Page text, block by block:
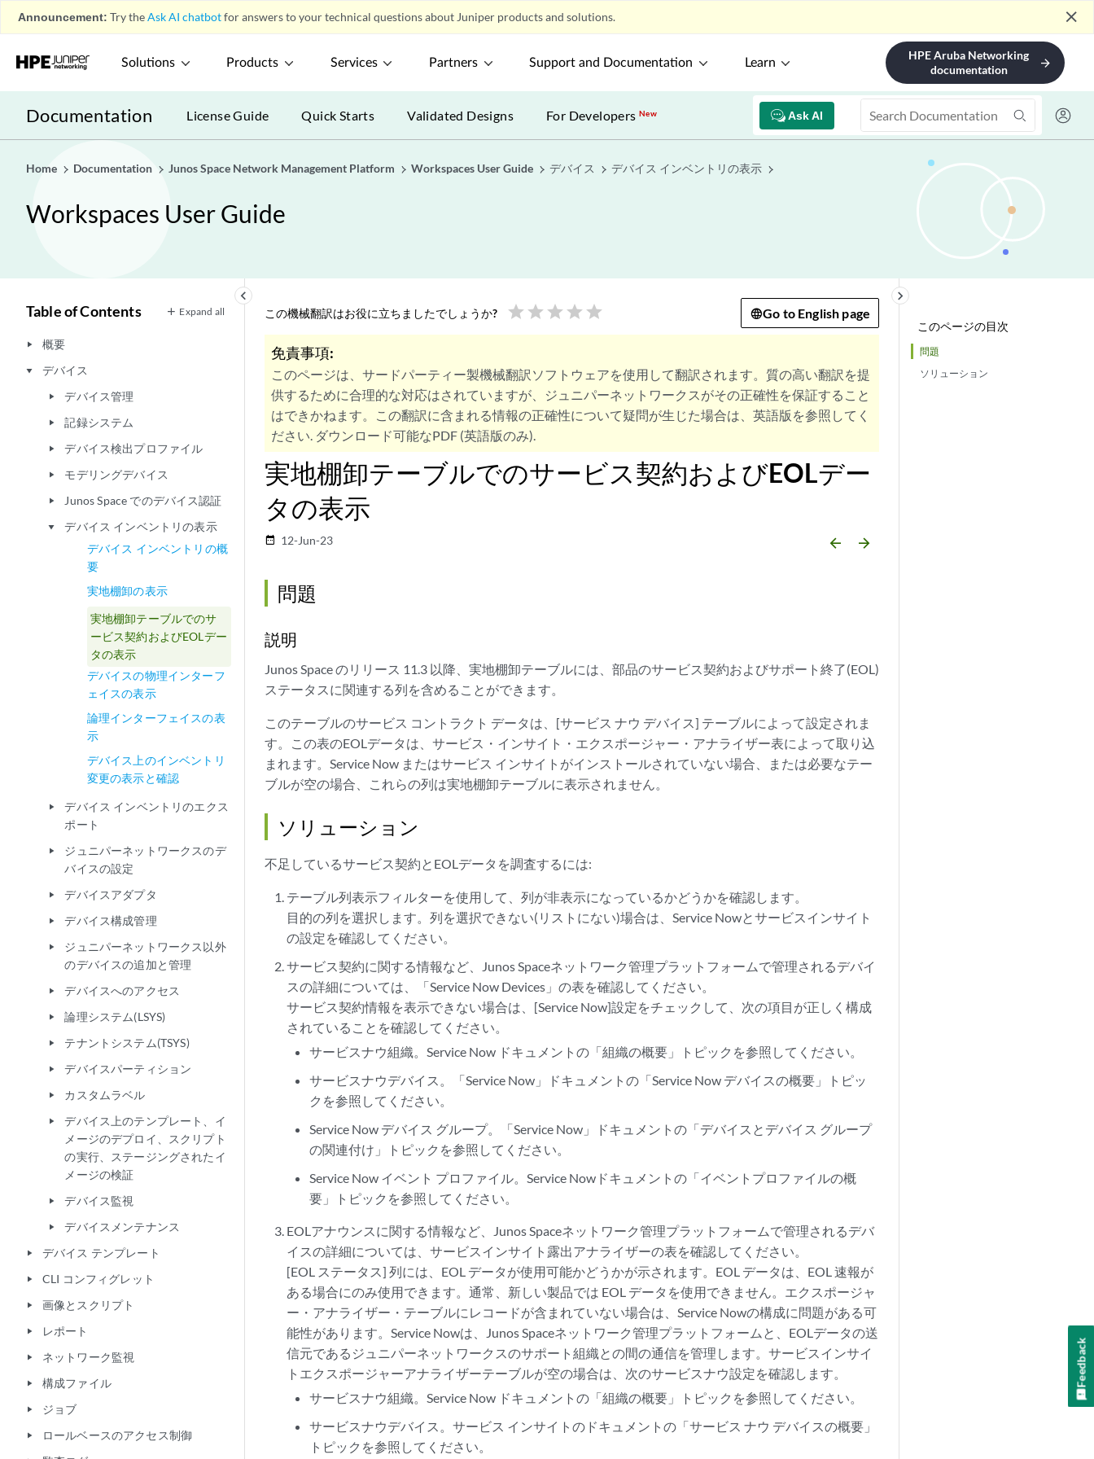
Announcement: Try theAsk AI chatbotfor answers to your technical questions about Juniper products and solutions. close
Solutions Products Services Partners Support and Documentation Learn
HPE Aruba Networking
documentation
arrow_forward
Documentation Ask AI
License Guide Quick Starts Validated Designs For DevelopersNew
Home Documentation Junos Space Network Management Platform Workspaces User Guide デバイス デバイス インベントリの表示
Workspaces User Guide
keyboard_arrow_left
Table of Contents Expand all
play_arrow 概要
play_arrow デバイス
play_arrow デバイス管理
play_arrow 記録システム
play_arrow デバイス検出プロファイル
play_arrow モデリングデバイス
play_arrow Junos Space でのデバイス認証
play_arrow
デバイス インベントリの表示
デバイス インベントリの概
要
実地棚卸の表示
実地棚卸テーブルでのサ
ービス契約およびEOLデー
タの表示
デバイスの物理インターフ
ェイスの表示
論理インターフェイスの表
示
デバイス上のインベントリ
変更の表示と確認
play_arrow
デバイス インベントリのエクス
ポート
play_arrow
ジュニパーネットワークスのデ
バイスの設定
play_arrow デバイスアダプタ
play_arrow デバイス構成管理
play_arrow
ジュニパーネットワークス以外
のデバイスの追加と管理
play_arrow デバイスへのアクセス
play_arrow 論理システム(LSYS)
play_arrow テナントシステム(TSYS)
play_arrow デバイスパーティション
play_arrow カスタムラベル
play_arrow
デバイス上のテンプレート、イ
メージのデプロイ、スクリプト
の実行、ステージングされたイ
メージの検証
play_arrow デバイス監視
play_arrow デバイスメンテナンス
play_arrow デバイス テンプレート
play_arrow CLI コンフィグレット
play_arrow 画像とスクリプト
play_arrow レポート
play_arrow ネットワーク監視
play_arrow 構成ファイル
play_arrow ジョブ
play_arrow ロールベースのアクセス制御
このページの目次
問題
ソリューション
keyboard_arrow_right
この機械翻訳はお役に立ちましたでしょうか? star star star star star Go to English page
免責事項:
このページは、サードパーティー製機械翻訳ソフトウェアを使用して翻訳されます。質の高い翻訳を提
供するために合理的な対応はされていますが、ジュニパーネットワークスがその正確性を保証すること
はできかねます。この翻訳に含まれる情報の正確性について疑問が生じた場合は、英語版を参照してく
ださい. ダウンロード可能なPDF (英語版のみ).
実地棚卸テーブルでのサービス契約およびEOLデー
タの表示
date_range 12-Jun-23 arrow_backward arrow_forward
問題
説明
Junos Space のリリース 11.3 以降、実地棚卸テーブルには、部品のサービス契約およびサポート終了(EOL)
ステータスに関連する列を含めることができます。
このテーブルのサービス コントラクト データは、[サービス ナウ デバイス] テーブルによって設定されま
す。この表のEOLデータは、サービス・インサイト・エクスポージャー・アナライザー表によって取り込
まれます。Service Now またはサービス インサイトがインストールされていない場合、または必要なテー
ブルが空の場合、これらの列は実地棚卸テーブルに表示されません。
ソリューション
不足しているサービス契約とEOLデータを調査するには:
テーブル列表示フィルターを使用して、列が非表示になっているかどうかを確認します。
目的の列を選択します。列を選択できない(リストにない)場合は、Service Nowとサービスインサイト
の設定を確認してください。
サービス契約に関する情報など、Junos Spaceネットワーク管理プラットフォームで管理されるデバイ
スの詳細については、「Service Now Devices」の表を確認してください。
サービス契約情報を表示できない場合は、[Service Now]設定をチェックして、次の項目が正しく構成
されていることを確認してください。
サービスナウ組織。Service Now ドキュメントの「組織の概要」トピックを参照してください。
サービスナウデバイス。「Service Now」ドキュメントの「Service Now デバイスの概要」トピッ
クを参照してください。
Service Now デバイス グループ。「Service Now」ドキュメントの「デバイスとデバイス グループ
の関連付け」トピックを参照してください。
Service Now イベント プロファイル。Service Nowドキュメントの「イベントプロファイルの概
要」トピックを参照してください。
EOLアナウンスに関する情報など、Junos Spaceネットワーク管理プラットフォームで管理されるデバ
イスの詳細については、サービスインサイト露出アナライザーの表を確認してください。
[EOL ステータス] 列には、EOL データが使用可能かどうかが示されます。EOL データは、EOL 速報が
ある場合にのみ使用できます。通常、新しい製品では EOL データを使用できません。エクスポージャ
ー・アナライザー・テーブルにレコードが含まれていない場合は、Service Nowの構成に問題がある可
能性があります。Service Nowは、Junos Spaceネットワーク管理プラットフォームと、EOLデータの送
信元であるジュニパーネットワークスのサポート組織との間の通信を管理します。サービスインサイ
トエクスポージャーアナライザーテーブルが空の場合は、次のサービスナウ設定を確認します。
サービスナウ組織。Service Now ドキュメントの「組織の概要」トピックを参照してください。
サービスナウデバイス。サービス インサイトのドキュメントの「サービス ナウ デバイスの概要」
トピックを参照してください。
Feedback